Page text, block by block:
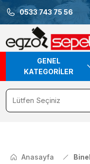
0533 743 75 56
GENEL
KATEGORİLER
Anasayfa